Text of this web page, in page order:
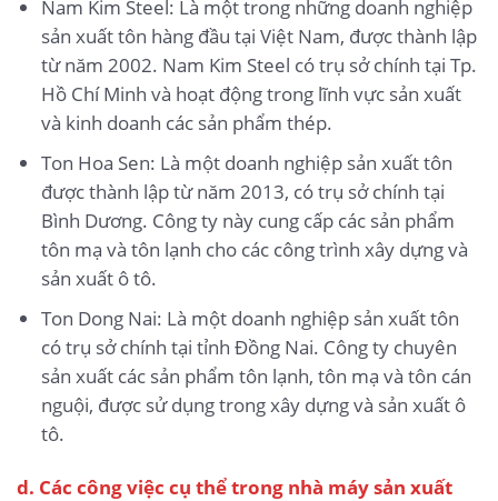
Nam Kim Steel: Là một trong những doanh nghiệp
sản xuất tôn hàng đầu tại Việt Nam, được thành lập
từ năm 2002. Nam Kim Steel có trụ sở chính tại Tp.
Hồ Chí Minh và hoạt động trong lĩnh vực sản xuất
và kinh doanh các sản phẩm thép.
Ton Hoa Sen: Là một doanh nghiệp sản xuất tôn
được thành lập từ năm 2013, có trụ sở chính tại
Bình Dương. Công ty này cung cấp các sản phẩm
tôn mạ và tôn lạnh cho các công trình xây dựng và
sản xuất ô tô.
Ton Dong Nai: Là một doanh nghiệp sản xuất tôn
có trụ sở chính tại tỉnh Đồng Nai. Công ty chuyên
sản xuất các sản phẩm tôn lạnh, tôn mạ và tôn cán
nguội, được sử dụng trong xây dựng và sản xuất ô
tô.
d. Các công việc cụ thể trong nhà máy sản xuất